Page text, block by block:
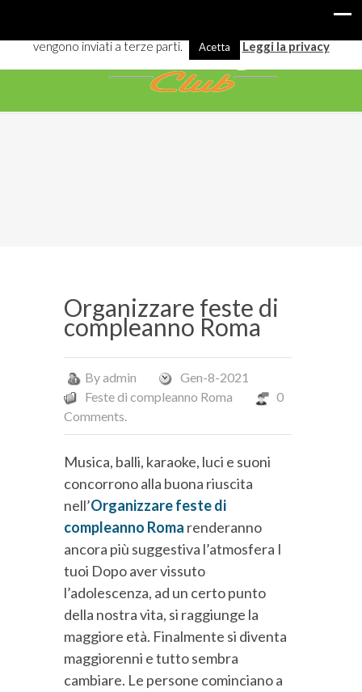
Organizzare feste di
compleanno Roma
Byadmin
Gen-8-2021
Feste di compleanno Roma
0
Comments.
Musica, balli, karaoke, luci e suoni
concorrono alla buona riuscita
nell’Organizzare feste di
compleanno Roma renderanno
ancora più suggestiva l’atmosfera I
tuoi Dopo aver vissuto
l’adolescenza, ad un certo punto
della nostra vita, si raggiunge la
maggiore età. Finalmente si diventa
maggiorenni e tutto sembra
cambiare. Le persone cominciano a
vengono inviati a terze parti.
Acetta Leggi la privacy